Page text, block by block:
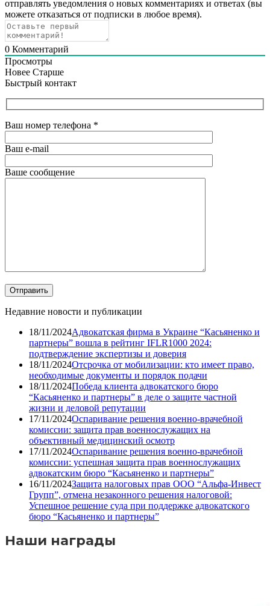
отправлять уведомления о новых комментариях и ответах (вы
можете отказаться от подписки в любое время).
0 Комментарий
Просмотры
Новее Старше
Быстрый контакт
Ваш номер телефона *
Ваш e-mail
Ваше сообщение
Недавние новости и публикации
18/11/2024Адвокатская фирма в Украине “Касьяненко и
партнеры” вошла в рейтинг IFLR1000 2024:
подтверждение экспертизы и доверия
18/11/2024Отсрочка от мобилизации: кто имеет право,
необходимые документы и порядок подачи
18/11/2024Победа клиента адвокатского бюро
“Касьяненко и партнеры” в деле о защите частной
жизни и деловой репутации
17/11/2024Оспаривание решения военно-врачебной
комиссии: защита прав военнослужащих на
объективный медицинский осмотр
17/11/2024Оспаривание решения военно-врачебной
комиссии: успешная защита прав военнослужащих
адвокатским бюро “Касьяненко и партнеры”
16/11/2024Защита налоговых прав ООО “Альфа-Инвест
Групп”, отмена незаконного решения налоговой:
Успешное решение суда при поддержке адвокатского
бюро “Касьяненко и партнеры”
Наши награды